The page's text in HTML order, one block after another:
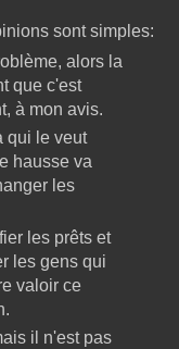
sont simples:
alors la
que c'est
à mon avis.
qui le veut
hausse va
les
les prêts et
les gens qui
valoir ce
il n'est pas